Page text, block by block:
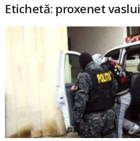
Etichetă: proxenet vaslui